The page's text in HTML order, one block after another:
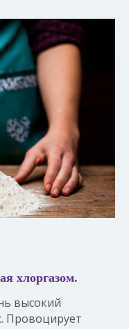
хлоргазом.
высокий
Провоцирует